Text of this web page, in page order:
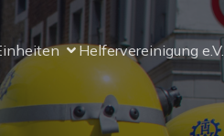
Helfervereinigung e.V.